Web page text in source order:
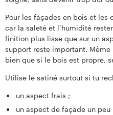
Pour les façades en bois et
car la saleté et l’humidité
finition plus lisse que sur un
support reste important.
bien que si le bois est propre,
Utilise le satiné surtout si tu
un aspect frais ;
un aspect de façade un peu